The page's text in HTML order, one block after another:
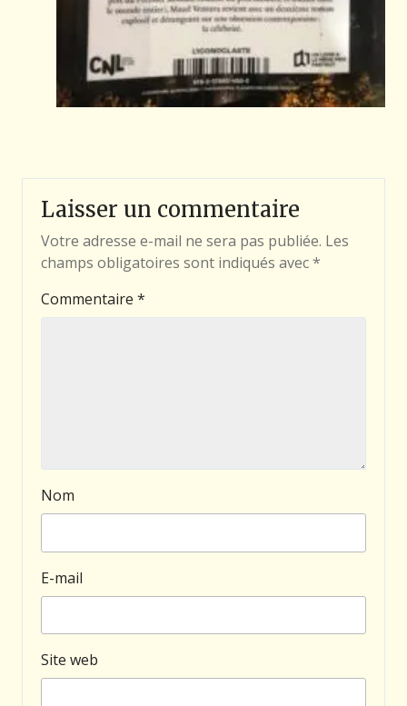
Laisser un commentaire
Votre adresse e-mail ne sera pas publiée. Les
champs obligatoires sont indiqués avec*
Commentaire *
Nom
E-mail
Site web